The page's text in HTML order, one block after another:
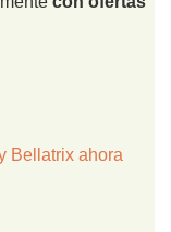
Bellatrix ahora